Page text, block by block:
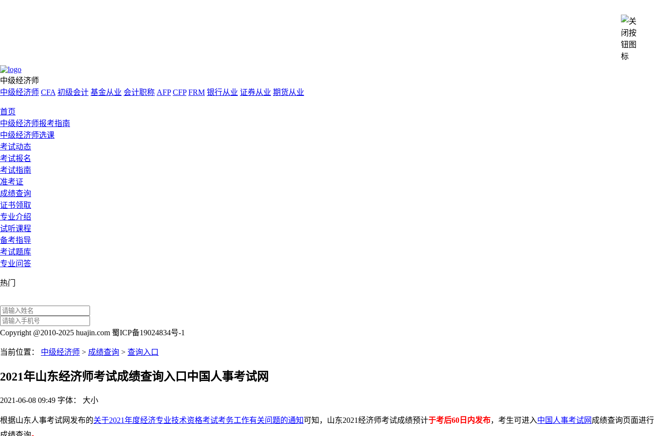
中级经济师
中级经济师 CFA 初级会计 基金从业 会计职称 AFP CFP FRM 银行从业 证券从业 期货从业
首页
中级经济师报考指南
中级经济师选课
考试动态
考试报名
考试指南
准考证
成绩查询
证书领取
专业介绍
试听课程
备考指导
考试题库
专业问答
热门
Copyright @2010-2025 huajin.com 蜀ICP备19024834号-1
当前位置： 中级经济师 > 成绩查询 > 查询入口
2021年山东经济师考试成绩查询入口中国人事考试网
2021-06-08 09:49 字体： 大小
根据山东人事考试网发布的关于2021年度经济专业技术资格考试考务工作有关问题的通知可知，山东2021经济师考试成绩预计于考后60日内发布，考生可进入中国人事考试网 成绩查询页面进行